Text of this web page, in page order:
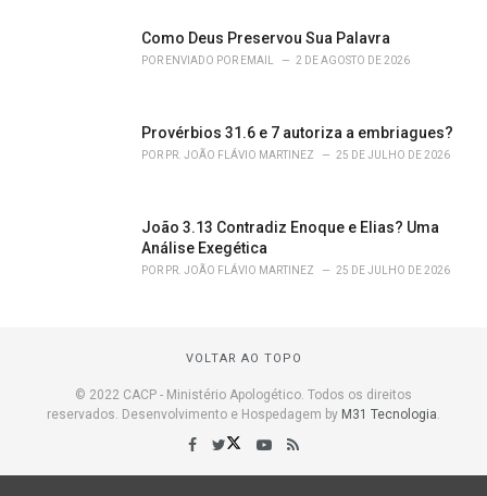
Como Deus Preservou Sua Palavra
POR ENVIADO POR EMAIL 2 DE AGOSTO DE 2026
Provérbios 31.6 e 7 autoriza a embriagues?
POR PR. JOÃO FLÁVIO MARTINEZ 25 DE JULHO DE 2026
João 3.13 Contradiz Enoque e Elias? Uma
Análise Exegética
POR PR. JOÃO FLÁVIO MARTINEZ 25 DE JULHO DE 2026
VOLTAR AO TOPO
© 2022 CACP - Ministério Apologético. Todos os direitos
reservados. Desenvolvimento e Hospedagem by M31 Tecnologia.